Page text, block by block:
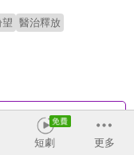
望 醫治釋放
短劇 更多